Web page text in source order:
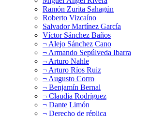
Ramón Zurita Sahagún
Roberto Vizcaíno
Salvador Martínez García
Víctor Sánchez Baños
¬ Alejo Sánchez Cano
¬ Armando Sepúlveda Ibarra
¬ Arturo Nahle
¬ Arturo Ríos Ruiz
¬ Augusto Corro
¬ Benjamín Bernal
¬ Claudia Rodríguez
¬ Dante Limón
¬ Derecho de réplica